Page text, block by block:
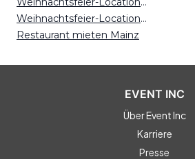
Weihnachtsfeier-Locations Leipzig
Restaurant mieten Mainz
EVENT INC
Über Event Inc
Karriere
Presse